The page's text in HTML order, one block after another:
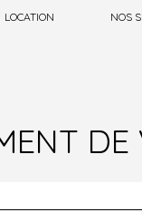
LOCATION NOS
DE